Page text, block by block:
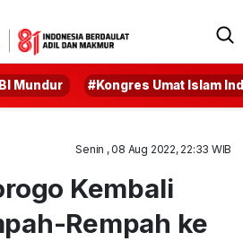
Mundur #Kongres Umat Islam
Senin , 08 Aug 2022, 22:33 WIB
Kembali
Rempah ke